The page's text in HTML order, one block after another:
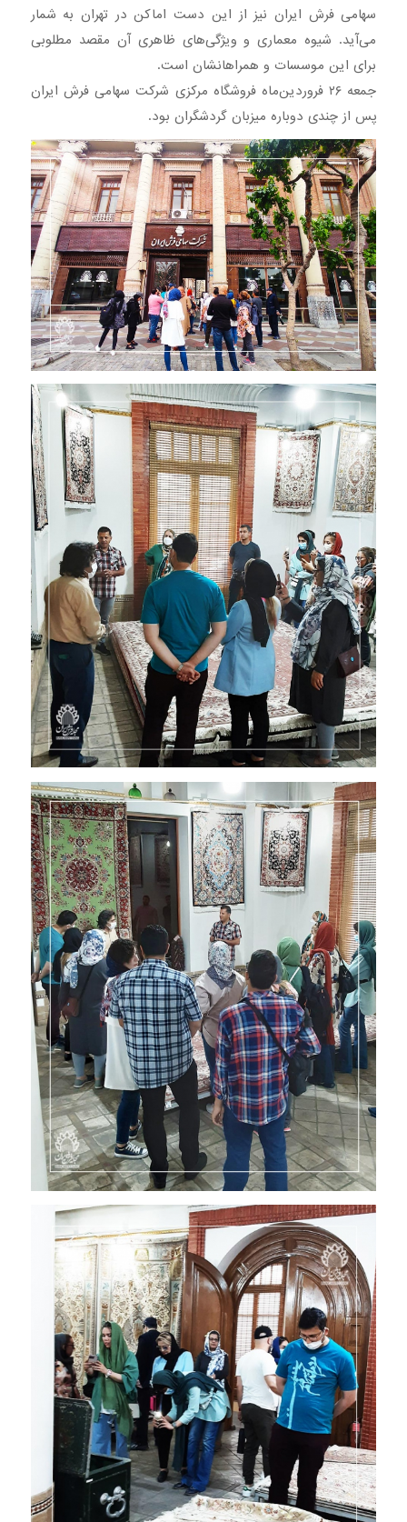
سهامی فرش ایران نیز از این دست اماکن در تهران به شمار
می‌آید. شیوه معماری و ویژگی‌های ظاهری آن مقصد مطلوبی
برای این موسسات و همراهانشان است.
جمعه ۲۶ فروردین‌ماه فروشگاه مرکزی شرکت سهامی فرش ایران
پس از چندی دوباره میزبان گردشگران بود.